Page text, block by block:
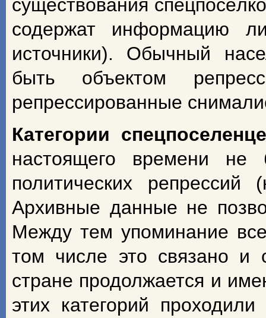
существования
содержат информацию
источники). Обычный
быть объектом
репрессированные
Категории
настоящего времени не
политических
Архивные данные не
Между тем упоминание
том числе это связано и
стране продолжается и
этих категорий